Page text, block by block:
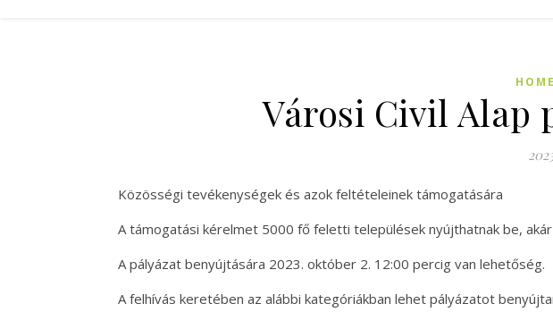
Városi Civil Alap
Közösségi tevékenységek és azok feltételeinek támogatására
A támogatási kérelmet 5000 fő feletti települések nyújthatnak be,
A pályázat benyújtására 2023. október 2. 12:00 percig van lehetőség.
A felhívás keretében az alábbi kategóriákban lehet pályázatot